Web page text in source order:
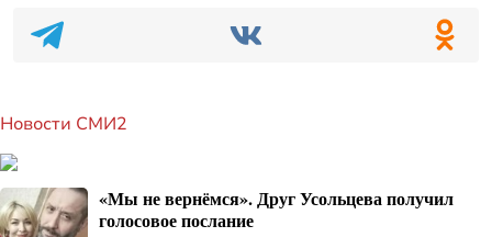
Новости СМИ2
«Мы не вернёмся». Друг Усольцева получил
голосовое послание